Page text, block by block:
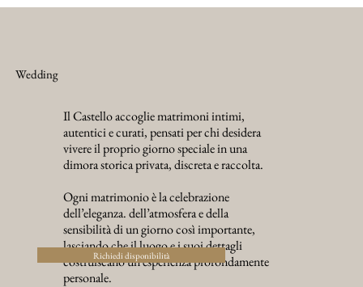
Wedding
Il Castello accoglie matrimoni intimi,
autentici e curati, pensati per chi desidera
vivere il proprio giorno speciale in una
dimora storica privata, discreta e raccolta.
Ogni matrimonio è la celebrazione
dell’eleganza. dell’atmosfera e della
sensibilità di un giorno così importante,
lasciando che il luogo e i suoi dettagli
costruiscano un’esperienza profondamente
personale.
Richiedi disponibilità